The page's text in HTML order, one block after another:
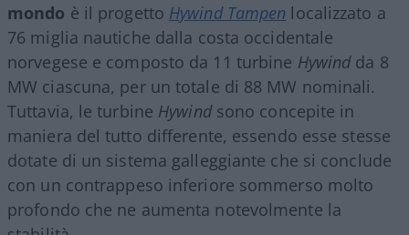
mondo è il progetto Hywind Tampen localizzato a
76 miglia nautiche dalla costa occidentale
norvegese e composto da 11 turbine Hywindda 8
MW ciascuna, per un totale di 88 MW nominali.
Tuttavia, le turbine Hywindsono concepite in
maniera del tutto differente, essendo esse stesse
dotate di un sistema galleggiante che si conclude
con un contrappeso inferiore sommerso molto
profondo che ne aumenta notevolmente la